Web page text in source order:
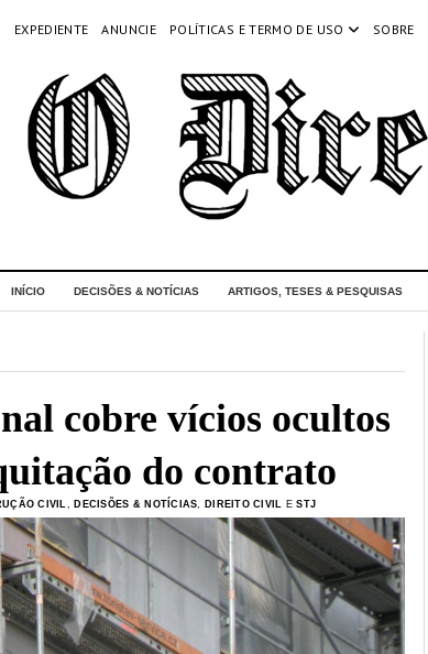
EXPEDIENTE ANUNCIE POLÍTICAS E TERMO DE USO SOBRE
INÍCIO DECISÕES & NOTÍCIAS ARTIGOS, TESES & PESQUISAS
cobre vícios ocultos
do contrato
CIVIL, DECISÕES & NOTÍCIAS, DIREITO CIVIL ESTJ